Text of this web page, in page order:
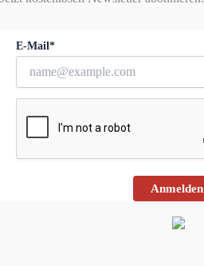
E-Mail*
Anmelden